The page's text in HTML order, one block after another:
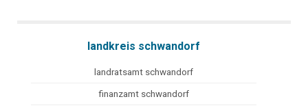
landkreis schwandorf
landratsamt schwandorf
finanzamt schwandorf